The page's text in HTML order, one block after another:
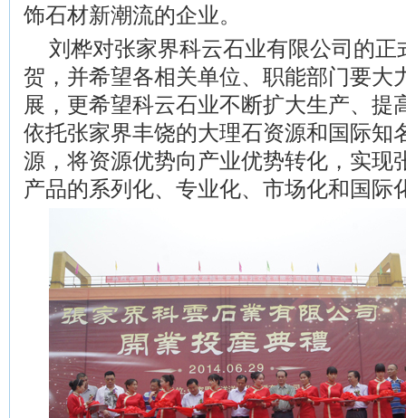
饰石材新潮流的企业。
刘桦对张家界科云石业有限公司的正
贺，并希望各相关单位、职能部门要大
展，更希望科云石业不断扩大生产、提
依托张家界丰饶的大理石资源和国际知
源，将资源优势向产业优势转化，实现
产品的系列化、专业化、市场化和国际